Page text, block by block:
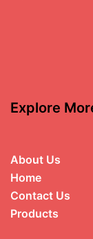
Explore
About Us
Home
Contact Us
Products